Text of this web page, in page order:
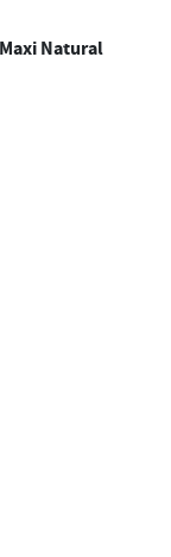
Natural